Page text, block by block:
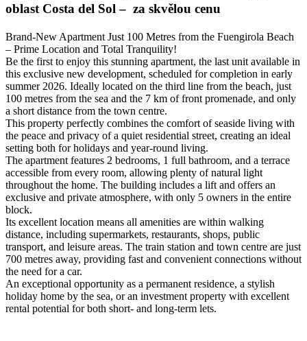
oblast Costa del Sol – za skvělou cenu
Brand-New Apartment Just 100 Metres from the Fuengirola Beach
– Prime Location and Total Tranquility!
Be the first to enjoy this stunning apartment, the last unit available in
this exclusive new development, scheduled for completion in early
summer 2026. Ideally located on the third line from the beach, just
100 metres from the sea and the 7 km of front promenade, and only
a short distance from the town centre.
This property perfectly combines the comfort of seaside living with
the peace and privacy of a quiet residential street, creating an ideal
setting both for holidays and year-round living.
The apartment features 2 bedrooms, 1 full bathroom, and a terrace
accessible from every room, allowing plenty of natural light
throughout the home. The building includes a lift and offers an
exclusive and private atmosphere, with only 5 owners in the entire
block.
Its excellent location means all amenities are within walking
distance, including supermarkets, restaurants, shops, public
transport, and leisure areas. The train station and town centre are just
700 metres away, providing fast and convenient connections without
the need for ‌a ‌car.
An ‌exceptional ‌opportunity ‌as a ‌permanent ‌residence, a ‌stylish
holiday ‌home by the ‌sea, ‌or ‌an investment property ‌with ‌excellent
rental potential ‌for ‌both ‌short- ‌and ‌long-term ‌lets.